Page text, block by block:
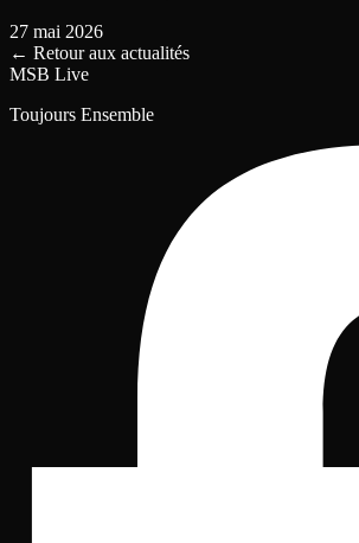
27 mai 2026
← Retour aux actualités
MSB Live
Toujours Ensemble